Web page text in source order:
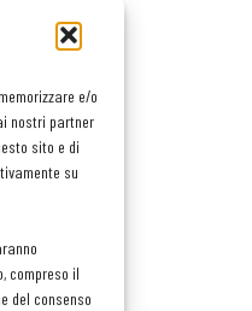
e/o
nostri partner
sito e di
su
compreso il
del consenso